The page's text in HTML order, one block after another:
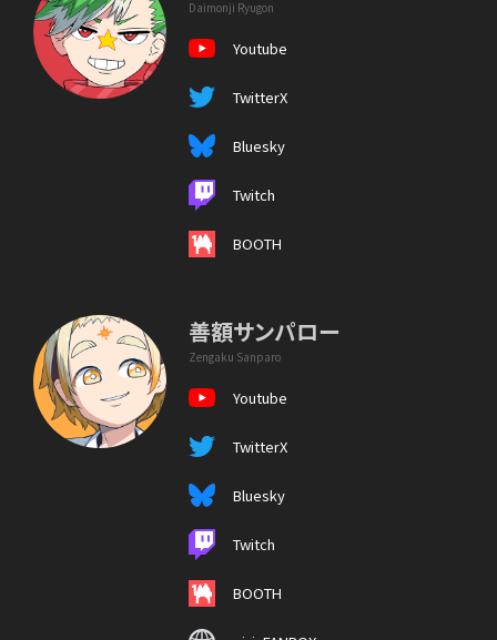
Daimonji Ryugon
Youtube
TwitterX
Bluesky
Twitch
BOOTH
善額サンパロー
Zengaku Sanparo
Youtube
TwitterX
Bluesky
Twitch
BOOTH